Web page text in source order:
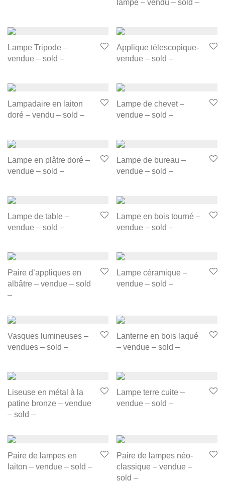
lampe – vendu – sold –
Lampe Tripode –
vendue – sold –
Applique télescopique-
vendue – sold –
Lampadaire en laiton
doré – vendu – sold –
Lampe de chevet –
vendue – sold –
Lampe en plâtre doré –
vendue – sold –
Lampe de bureau –
vendue – sold –
Lampe de table –
vendue – sold –
Lampe en bois tourné –
vendue – sold –
Paire d’appliques en
albâtre – vendue – sold
–
Lampe céramique –
vendue – sold –
Vasques lumineuses –
vendues – sold –
Lanterne en bois laqué
– vendue – sold –
Liseuse en métal à la
patine bronze – vendue
– sold –
Lampe terre cuite –
vendue – sold –
Paire de lampes en
laiton – vendue – sold –
Paire de lampes néo-
classique – vendue –
sold –